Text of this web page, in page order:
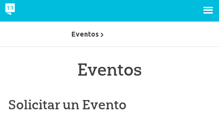
Eventos
Solicitar un Evento
Eventos